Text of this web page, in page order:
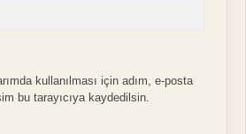
kullanılması için adım, e-posta
bu tarayıcıya kaydedilsin.